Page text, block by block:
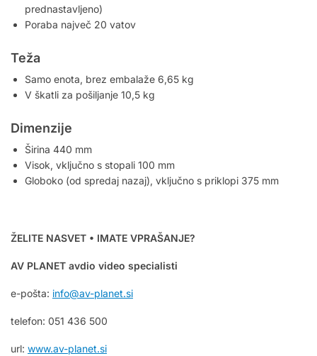
prednastavljeno)
Poraba največ 20 vatov
Teža
Samo enota, brez embalaže 6,65 kg
V škatli za pošiljanje 10,5 kg
Dimenzije
Širina 440 mm
Visok, vključno s stopali 100 mm
Globoko (od spredaj nazaj), vključno s priklopi 375 mm
ŽELITE NASVET • IMATE VPRAŠANJE?
AV PLANET avdio video specialisti
e-pošta: info@av-planet.si
telefon: 051 436 500
url: www.av-planet.si